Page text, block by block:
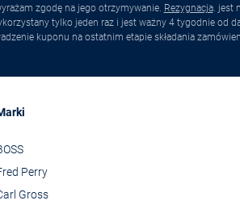
zgodę na jego otrzymywanie. Rezygnacja. jest
tylko jeden raz i jest ważny 4 tygodnie od
kuponu na ostatnim etapie składania
Perry
Gross